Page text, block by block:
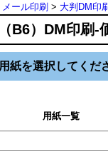
ール印刷 > 大判DM印刷
B6）DM印刷-
用紙を選択してくだ
用紙一覧